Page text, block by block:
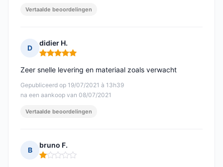
Vertaalde beoordelingen
D
didier H.
Opmerking: 5 van 5
Gepubliceerd op 19/07/2021 à 13h39
na een aankoop van 08/07/2021
Zeer snelle levering en materiaal zoals verwacht
Vertaalde beoordelingen
B
bruno F.
Opmerking: 1 van 5